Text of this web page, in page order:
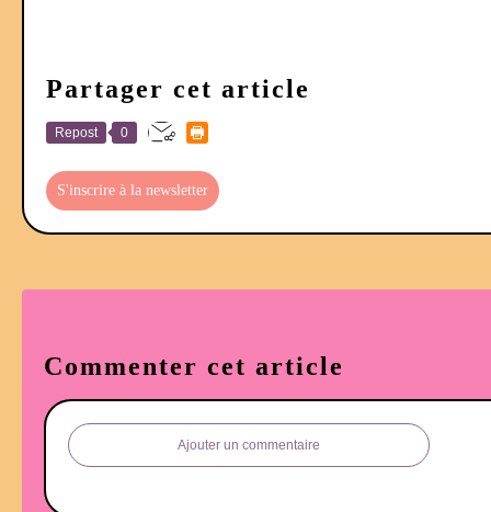
Partager cet article
Repost 0
S'inscrire à la newsletter
Commenter cet article
Ajouter un commentaire